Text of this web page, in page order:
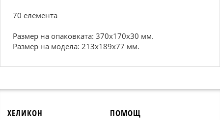
70 елемента
Размер на опаковката: 370х170х30 мм.
Размер на модела: 213х189х77 мм.
ХЕЛИКОН ПОМОЩ